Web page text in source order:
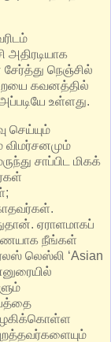
அதிரடியாக
நெஞ்சில்
கவனத்தில்
உள்ளது.
செய்யும்
சாப்பிட மிகக்
ஏராளமாகப்
நீங்கள்
லெஸ்லி ‘Asian
பழகிக்கொள்ள